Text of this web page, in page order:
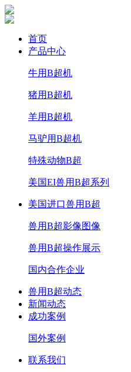
首页
产品中心
牛用B超机
猪用B超机
羊用B超机
马驴用B超机
特殊动物B超
美国EI兽用B超系列
美国进口兽用B超
兽用B超影像图像
兽用B超操作展示
国内合作企业
兽用B超动态
新闻动态
成功案例
国外案例
联系我们